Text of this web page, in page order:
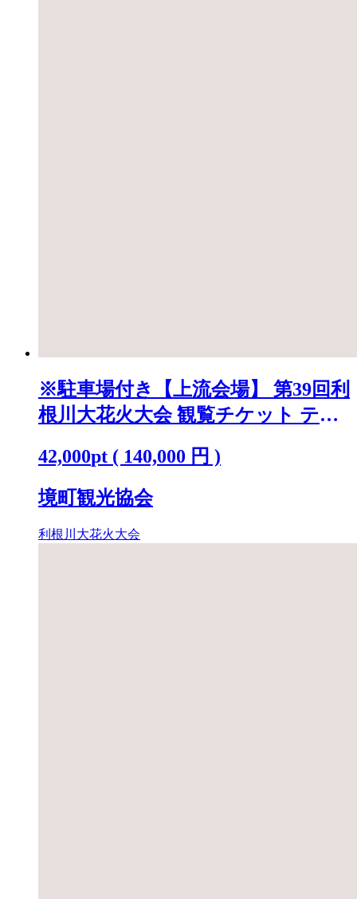
※駐車場付き【上流会場】 第39回利
根川大花火大会 観覧チケット テー
42,000pt ( 140,000 円 )
境町観光協会
利根川大花火大会